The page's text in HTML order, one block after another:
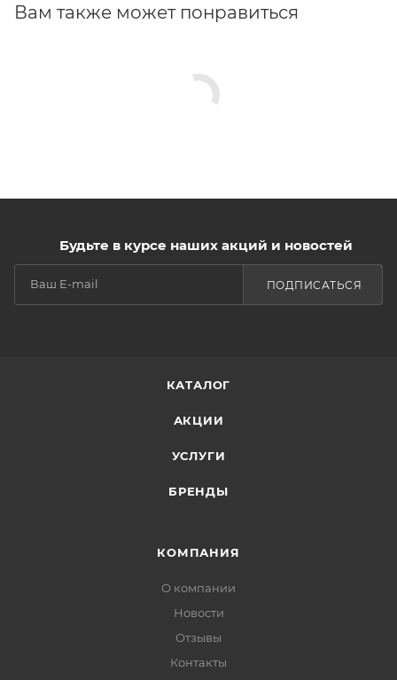
Вам также может понравиться
Будьте в курсе наших акций и новостей
ПОДПИСАТЬСЯ
КАТАЛОГ
АКЦИИ
УСЛУГИ
БРЕНДЫ
КОМПАНИЯ
О компании
Новости
Отзывы
Контакты